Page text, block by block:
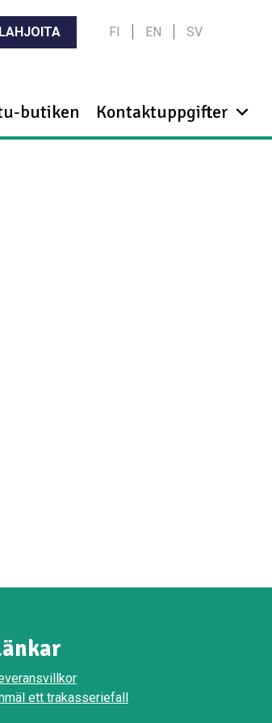
LAHJOITA FI EN SV
butiken Kontaktuppgifter
ett trakasseriefall